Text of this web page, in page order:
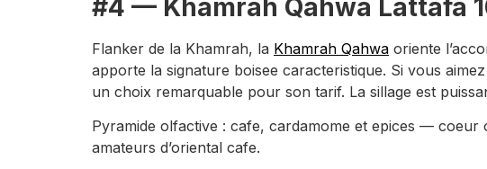
#4 — Khamrah Qahwa Lattafa
Flanker de la Khamrah, la Khamrah Qahwa oriente
apporte la signature boisee caracteristique. Si vous
un choix remarquable pour son tarif. La sillage est
Pyramide olfactive : cafe, cardamome et epices —
amateurs d’oriental cafe.